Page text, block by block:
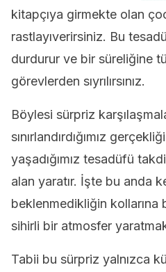
kitapçıya girmekte olan
rastlayıverirsiniz. Bu
durdurur ve bir süreliğine
görevlerden sıyrılırsınız.
Böylesi sürpriz
sınırlandırdığımız
yaşadığımız tesadüfü
alan yaratır. İşte bu anda
beklenmedikliğin kollarına
sihirli bir atmosfer
Tabii bu sürpriz yalnızca